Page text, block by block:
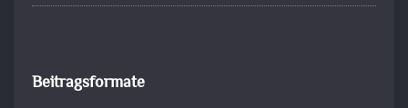
Beitragsformate